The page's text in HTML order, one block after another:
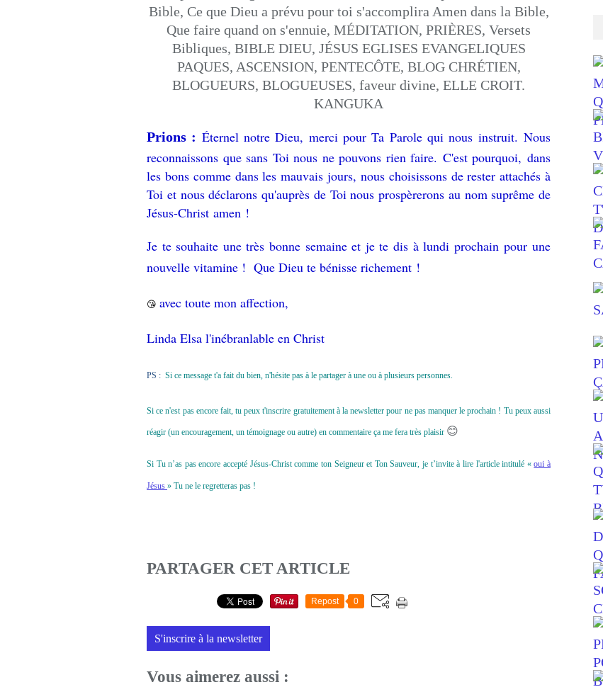
Prions : Éternel notre Dieu, merci pour Ta Parole qui nous instruit. Nous
reconnaissons que sans Toi nous ne pouvons rien faire. C'est pourquoi, dans
les bons comme dans les mauvais jours, nous choisissons de rester attachés à
Toi et nous déclarons qu'auprès de Toi nous prospèrerons au nom suprême de
Jésus-Christ amen !
Je te souhaite une très bonne semaine et je te dis à lundi prochain pour une
nouvelle vitamine ! Que Dieu te bénisse richement !
😘 avec toute mon affection,
Linda Elsa l'inébranlable en Christ
PS : Si ce message t'a fait du bien, n'hésite pas à le partager à une ou à plusieurs personnes.
Si ce n'est pas encore fait, tu peux t'inscrire gratuitement à la newsletter pour ne pas manquer le prochain ! Tu peux aussi
réagir (un encouragement, un témoignage ou autre) en commentaire ça me fera très plaisir 😊
Si Tu n’as pas encore accepté Jésus-Christ comme ton Seigneur et Ton Sauveur, je t’invite à lire l'article intitulé «oui à
Jésus » Tu ne le regretteras pas !
PARTAGER CET ARTICLE
Repost 0
S'inscrire à la newsletter
Vous aimerez aussi :